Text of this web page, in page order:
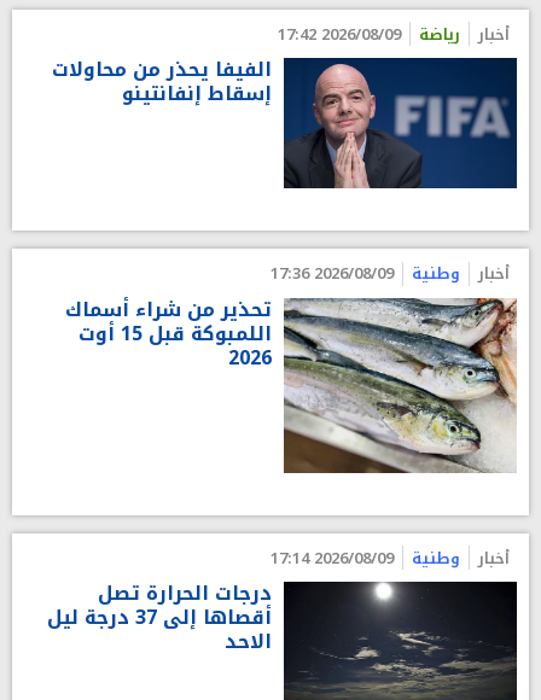
أخبار رياضة 2026/08/09 17:42
الفيفا يحذر من محاولات
إسقاط إنفانتينو
أخبار وطنية 2026/08/09 17:36
تحذير من شراء أسماك
اللمبوكة قبل 15 أوت
2026
أخبار وطنية 2026/08/09 17:14
درجات الحرارة تصل
أقصاها إلى 37 درجة ليل
الاحد